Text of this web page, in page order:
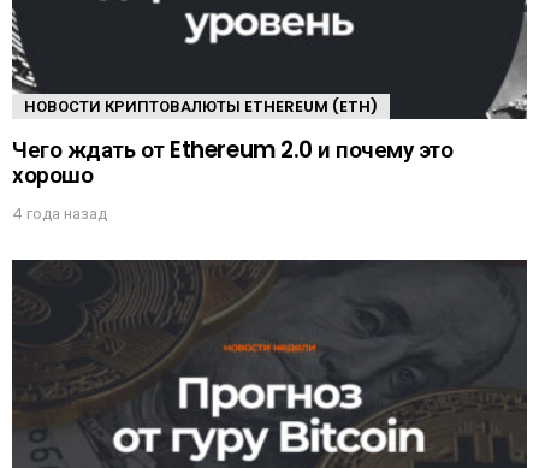
НОВОСТИ КРИПТОВАЛЮТЫ ETHEREUM (ETH)
Чего ждать от Ethereum 2.0 и почему это
хорошо
4 года назад